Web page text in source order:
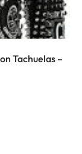
Tachuelas –